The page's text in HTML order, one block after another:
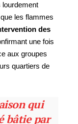
lourdement
les flammes
des
une fois
aux groupes
quartiers de
qui
bâtie par